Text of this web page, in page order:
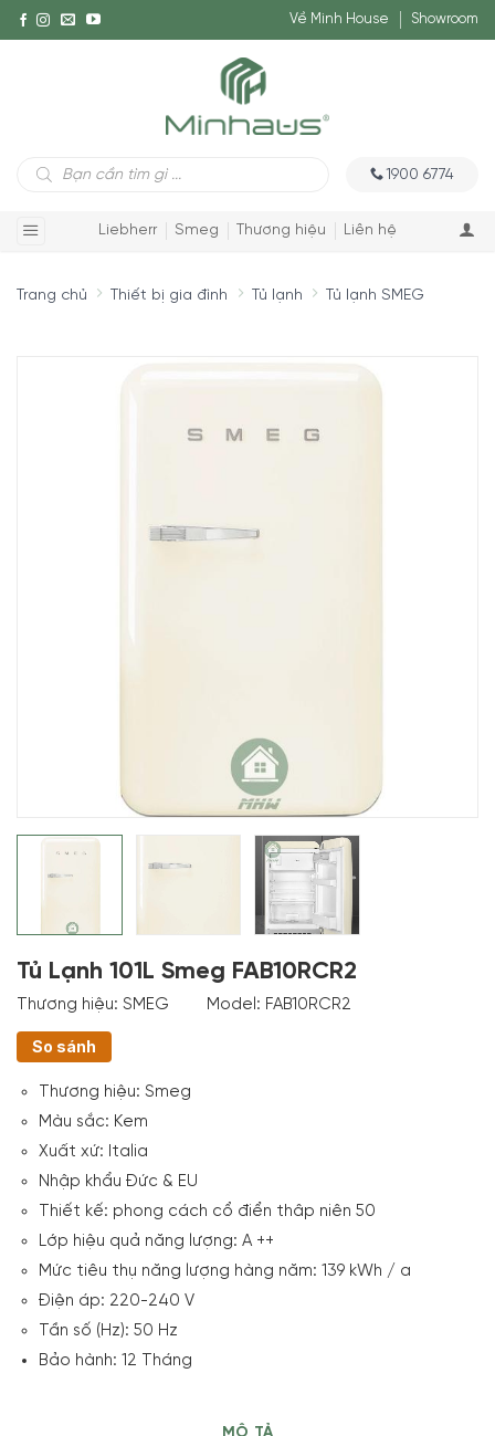
Về Minh House Showroom
Tìm
kiếm
1900 6774
Liebherr Smeg Thương hiệu Liên hệ
Trang chủ Thiết bị gia đình Tủ lạnh Tủ lạnh SMEG
Tủ Lạnh 101L Smeg FAB10RCR2
Thương hiệu: SMEG Model: FAB10RCR2
So sánh
Thương hiệu: Smeg
Màu sắc: Kem
Xuất xứ: Italia
Nhập khẩu Đức & EU
Thiết kế: phong cách cổ điển thâp niên 50
Lớp hiệu quả năng lượng: A ++
Mức tiêu thụ năng lượng hàng năm: 139 kWh / a
Điện áp: 220-240 V
Tần số (Hz): 50 Hz
Bảo hành: 12 Tháng
MÔ TẢ